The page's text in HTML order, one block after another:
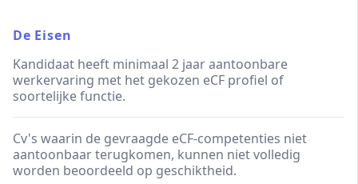
De Eisen
Kandidaat heeft minimaal 2 jaar aantoonbare
werkervaring met het gekozen eCF profiel of
soortelijke functie.
Cv's waarin de gevraagde eCF-competenties niet
aantoonbaar terugkomen, kunnen niet volledig
worden beoordeeld op geschiktheid.